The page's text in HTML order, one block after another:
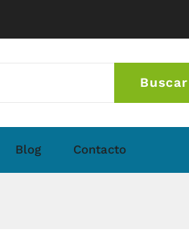
Buscar
Blog Contacto